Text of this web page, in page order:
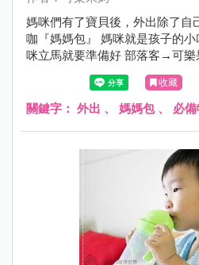
媽咪們有了寶貝後，外出除了自
咖『媽媽包』 媽咪就是孩子的
咪立馬就要準備好 部落客→可樂
單，真的是非常齊全，應有盡有
依寶貝的狀況做取捨喔～收藏
關鍵字： 外出 、 媽媽包、 必